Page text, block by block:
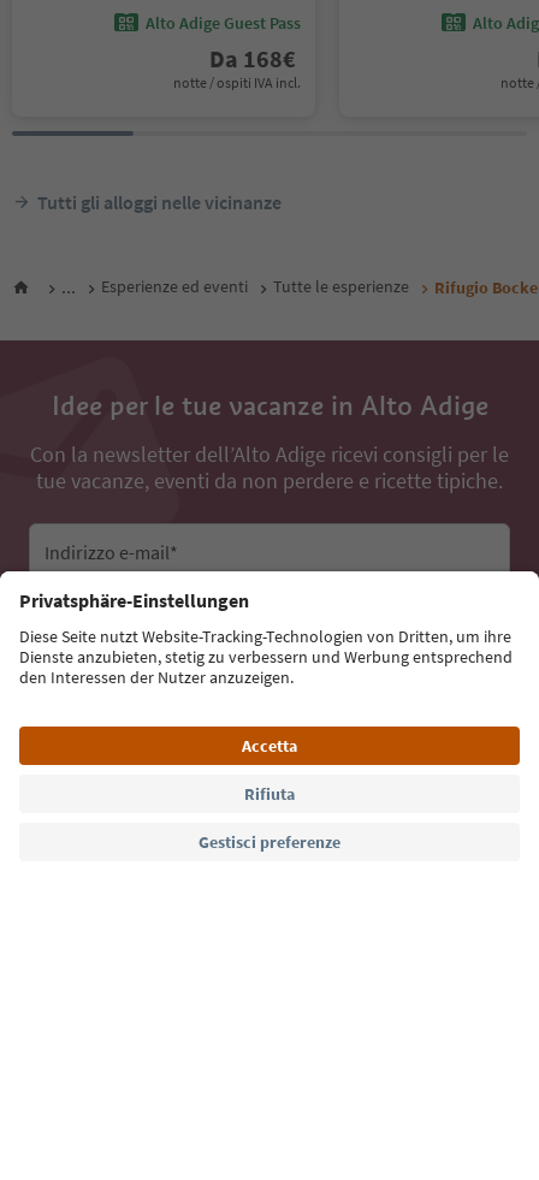
Alto Adige Guest Pass
Da 168€
notte / ospiti IVA incl.
Alto
notte
Tutti gli alloggi nelle vicinanze
... Esperienze ed eventi Tutte le esperienze Rifugio
Idee per le tue vacanze in Alto Adige
Con la newsletter dell’Alto Adige ricevi consigli per le
tue vacanze, eventi da non perdere e ricette tipiche.
Indirizzo e-mail*
Iscriviti alla newsletter